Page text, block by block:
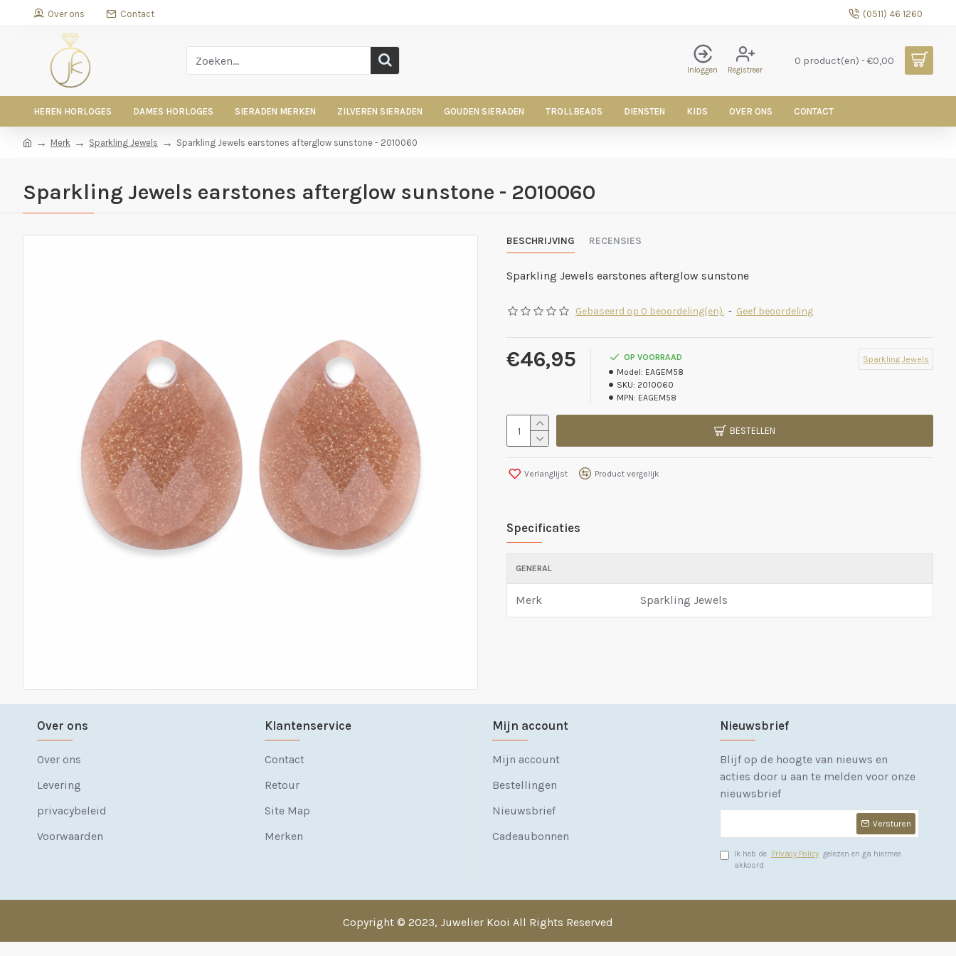
Over ons Contact (0511) 46 1260
Inloggen Registreer
0 product(en) - €0,00
HEREN HORLOGES DAMES HORLOGES SIERADEN MERKEN ZILVEREN SIERADEN GOUDEN SIERADEN TROLLBEADS DIENSTEN KIDS OVER ONS CONTACT
Merk Sparkling Jewels Sparkling Jewels earstones afterglow sunstone - 2010060
Sparkling Jewels earstones afterglow sunstone - 2010060
BESCHRIJVING RECENSIES
Sparkling Jewels earstones afterglow sunstone
Gebaseerd op 0 beoordeling(en). - Geef beoordeling
€46,95
OP VOORRAAD
Model: EAGEM58
SKU: 2010060
MPN: EAGEM58
Sparkling Jewels
BESTELLEN
Verlanglijst Product vergelijk
Specificaties
GENERAL
Merk Sparkling Jewels
Over ons
Over ons
Levering
privacybeleid
Voorwaarden
Klantenservice
Contact
Retour
Site Map
Merken
Mijn account
Mijn account
Bestellingen
Nieuwsbrief
Cadeaubonnen
Nieuwsbrief
Blijf op de hoogte van nieuws en
acties door u aan te melden voor onze
nieuwsbrief
Versturen
Ik heb de Privacy Policy gelezen en ga hiermee
akkoord
Copyright © 2023, Juwelier Kooi All Rights Reserved